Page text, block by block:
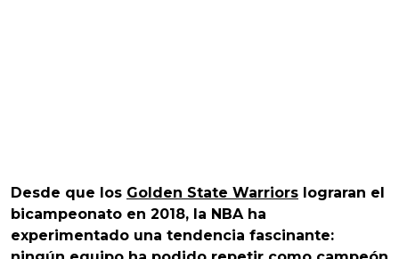
Desde que los Golden State Warriors lograran el
bicampeonato en 2018, la NBA ha
experimentado una tendencia fascinante: